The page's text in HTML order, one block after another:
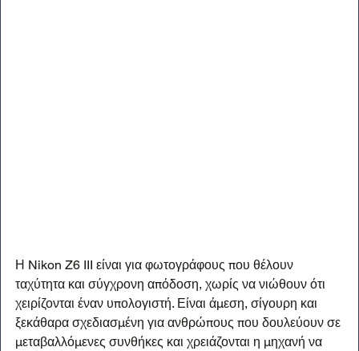
Η Nikon Z6 III είναι για φωτογράφους που θέλουν
ταχύτητα και σύγχρονη απόδοση, χωρίς να νιώθουν ότι
χειρίζονται έναν υπολογιστή. Είναι άμεση, σίγουρη και
ξεκάθαρα σχεδιασμένη για ανθρώπους που δουλεύουν σε
μεταβαλλόμενες συνθήκες και χρειάζονται η μηχανή να